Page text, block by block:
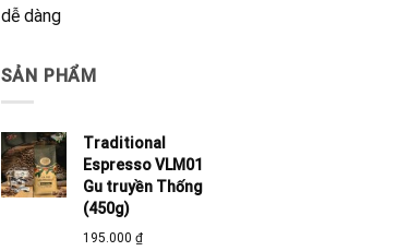
dễ dàng
SẢN PHẨM
Traditional
Espresso VLM01
Gu truyền Thống
(450g)
195.000 ₫